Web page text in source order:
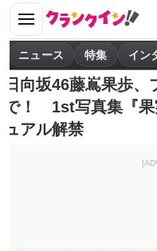
ニュース 特集 イン
日向坂46藤嶌果歩
で！ 1st写真集『果
ュアル解禁